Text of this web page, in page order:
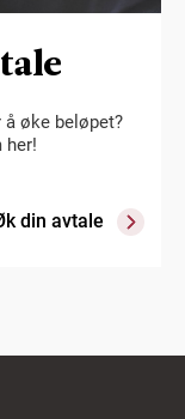
å øke beløpet?
her!
din avtale